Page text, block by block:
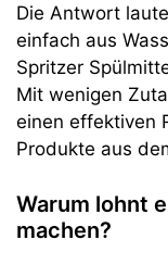
Die Antwort
einfach aus
Spritzer
Mit wenigen
einen effektiven
Produkte aus
Warum lohnt
machen?